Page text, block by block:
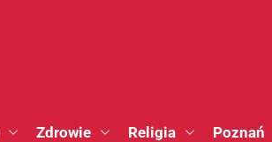
Zdrowie Religia Poznań